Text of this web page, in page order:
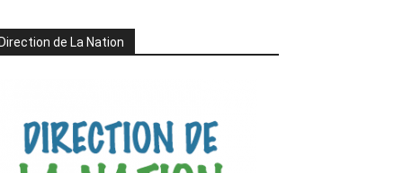
de La Nation